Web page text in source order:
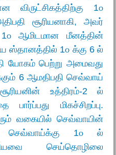
விருட்சிகத்திற்கு 1௦
சூரியனாகி, அவர்
ஆமிடமான மீனத்தின்
ஸ்தானத்தில் 1௦ க்கு 6 ல்
யோகம் பெற்று அமைவது
6 ஆமதிபதி செவ்வாய்
உத்திரம்-2 ல்
மிகச்சிறப்பு.
வகையில் செவ்வாயின்
செவ்வாய்க்கு 1௦ ல்
செய்தொழிலை